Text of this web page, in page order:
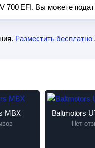
700 EFI. Вы можете
Разместить бесплатно
MBX Baltmotors
Нет